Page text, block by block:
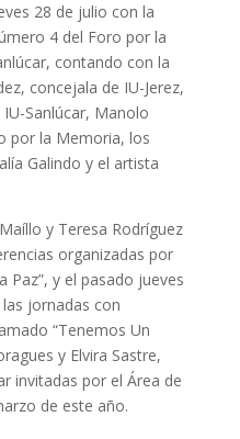
28 de julio con la
4 del Foro por la
contando con la
concejala de IU-Jerez,
Sanlúcar, Manolo
por la Memoria, los
Galindo y el artista
y Teresa Rodríguez
organizadas por
Paz”, y el pasado jueves
jornadas con
“Tenemos Un
y Elvira Sastre,
invitadas por el Área de
de este año.